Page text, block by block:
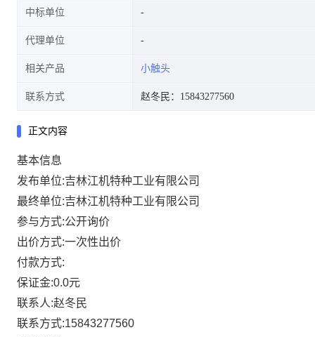
中标单位
代理单位
相关产品 小触头
联系方式 赵冬民：15843277560
正文内容
基本信息
发布单位:吉林江机特种工业有限公司
最终单位:吉林江机特种工业有限公司
参与方式:公开询价
出价方式:一次性出价
付款方式:
保证金:0.0元
联系人:赵冬民
联系方式:15843277560